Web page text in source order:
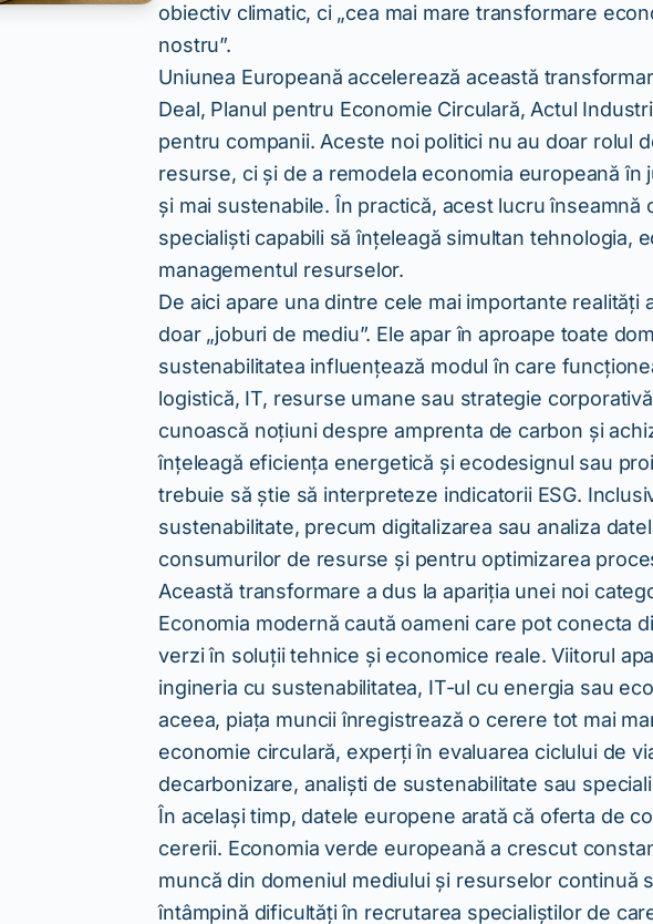
obiectiv climatic, ci „cea mai mare transformare
nostru”.
Uniunea Europeană accelerează această
Deal, Planul pentru Economie Circulară, Actul
pentru companii. Aceste noi politici nu au doar rolul
resurse, ci și de a remodela economia europeană
și mai sustenabile. În practică, acest lucru
specialiști capabili să înțeleagă simultan tehnologia,
managementul resurselor.
De aici apare una dintre cele mai importante
doar „joburi de mediu”. Ele apar în aproape toate
sustenabilitatea influențează modul în care
logistică, IT, resurse umane sau strategie
cunoască noțiuni despre amprenta de carbon și
înțeleagă eficiența energetică și ecodesignul sau
trebuie să știe să interpreteze indicatorii ESG.
sustenabilitate, precum digitalizarea sau analiza
consumurilor de resurse și pentru optimizarea
Această transformare a dus la apariția unei noi
Economia modernă caută oameni care pot conecta
verzi în soluții tehnice și economice reale. Viitorul
ingineria cu sustenabilitatea, IT-ul cu energia sau
aceea, piața muncii înregistrează o cerere tot mai
economie circulară, experți în evaluarea ciclului de
decarbonizare, analiști de sustenabilitate sau
În același timp, datele europene arată că oferta de
cererii. Economia verde europeană a crescut
muncă din domeniul mediului și resurselor continuă
întâmpină dificultăți în recrutarea specialiștilor de